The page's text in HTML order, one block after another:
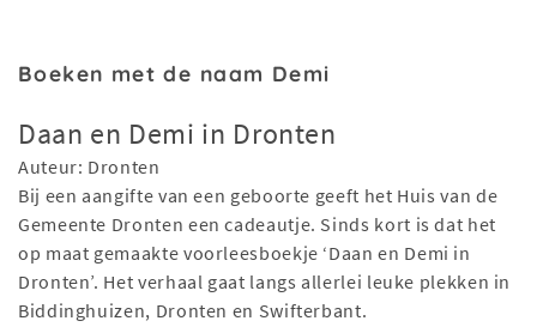
Boeken met de naam Demi
Daan en Demi in Dronten
Auteur: Dronten
Bij een aangifte van een geboorte geeft het Huis van de
Gemeente Dronten een cadeautje. Sinds kort is dat het
op maat gemaakte voorleesboekje ‘Daan en Demi in
Dronten’. Het verhaal gaat langs allerlei leuke plekken in
Biddinghuizen, Dronten en Swifterbant.